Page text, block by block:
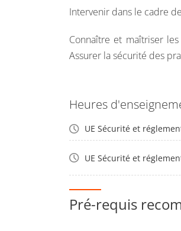
Intervenir dans le cadre
Connaître et maîtriser
Assurer la sécurité des
Heures
UE Sécurité et
UE Sécurité et
Pré-requis